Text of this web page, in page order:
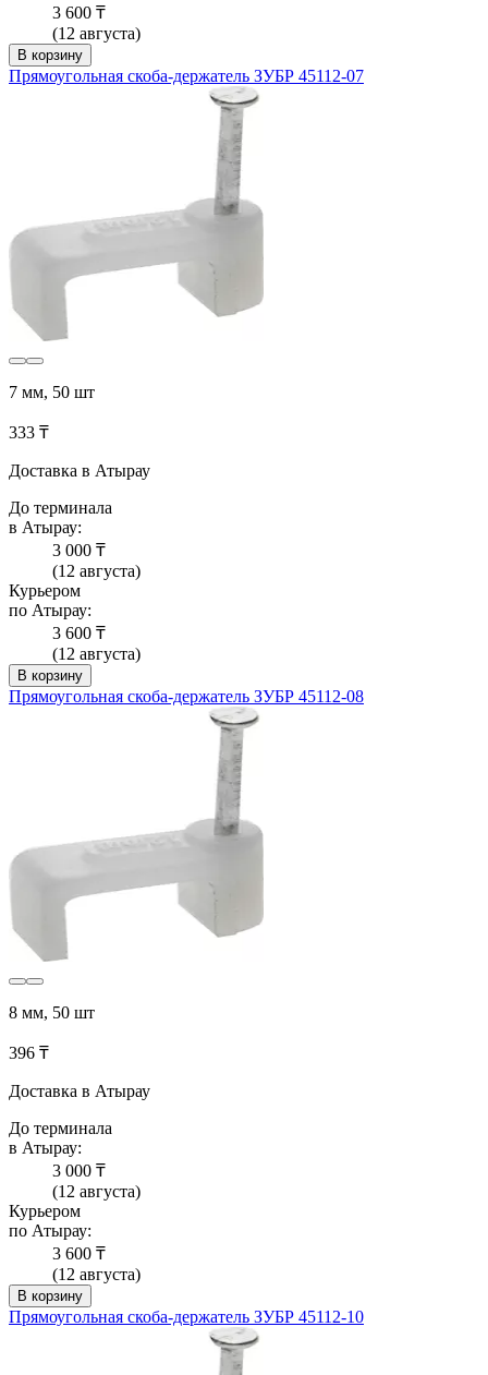
3 600 ₸
(12 августа)
В корзину
Прямоугольная скоба-держатель ЗУБР 45112-07
7 мм, 50 шт
333 ₸
Доставка в Атырау
До терминала
в Атырау:
3 000 ₸
(12 августа)
Курьером
по Атырау:
3 600 ₸
(12 августа)
В корзину
Прямоугольная скоба-держатель ЗУБР 45112-08
8 мм, 50 шт
396 ₸
Доставка в Атырау
До терминала
в Атырау:
3 000 ₸
(12 августа)
Курьером
по Атырау:
3 600 ₸
(12 августа)
В корзину
Прямоугольная скоба-держатель ЗУБР 45112-10